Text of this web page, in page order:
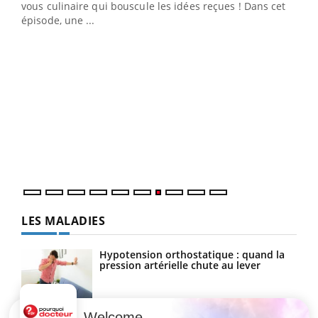
vous culinaire qui bouscule les idées reçues ! Dans cet
épisode, une ...
travail" de Pourquoi Docteur reçoivent Régis Blugeon,
DRH et directeur ...
LES MALADIES
Hypotension orthostatique : quand la
pression artérielle chute au lever